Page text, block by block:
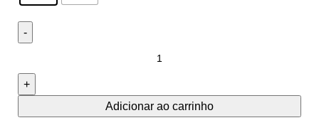
Adicionar ao carrinho